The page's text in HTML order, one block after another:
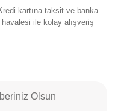
kartına taksit ve banka
havalesi ile kolay alışveriş
Olsun